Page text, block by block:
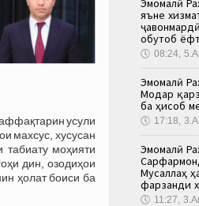
усули
махсус, хусусан
моҳияти
дин, озодиҳои
ҳолат боиси ба
Эмомалӣ
яъне
обутоб
🕔 08:24,
Эмомалӣ
Модар
ба ҳисоб
🕔 17:18,
Эмомалӣ
Мусаллаҳ
фарзанди
🕔 11:27,